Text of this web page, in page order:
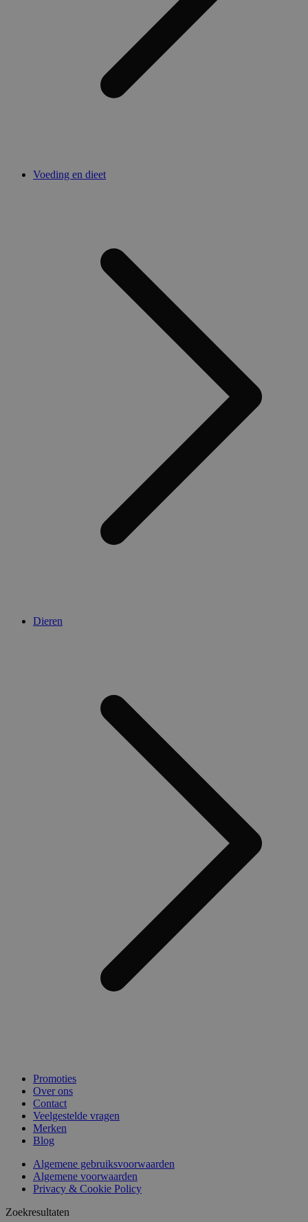
Voeding en dieet
Dieren
Promoties
Over ons
Contact
Veelgestelde vragen
Merken
Blog
Algemene gebruiksvoorwaarden
Algemene voorwaarden
Privacy & Cookie Policy
Zoekresultaten